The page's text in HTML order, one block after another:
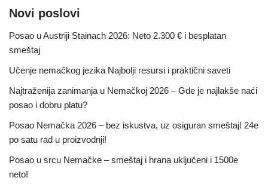
Novi poslovi
Posao u Austriji Stainach 2026: Neto 2.300 € i besplatan
smeštaj
Učenje nemačkog jezika Najbolji resursi i praktični saveti
Najtraženija zanimanja u Nemačkoj 2026 – Gde je najlakše naći
posao i dobru platu?
Posao Nemačka 2026 – bez iskustva, uz osiguran smeštaj! 24e
po satu rad u proizvodnji!
Posao u srcu Nemačke – smeštaj i hrana uključeni i 1500e
neto!